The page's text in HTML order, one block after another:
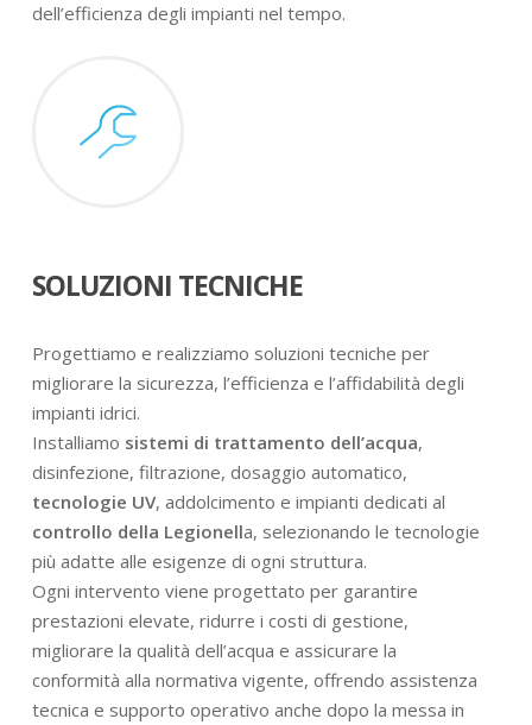
dell’efficienza degli impianti nel tempo.
SOLUZIONI TECNICHE
Progettiamo e realizziamo soluzioni tecniche per
migliorare la sicurezza, l’efficienza e l’affidabilità degli
impianti idrici.
Installiamo sistemi di trattamento dell’acqua,
disinfezione, filtrazione, dosaggio automatico,
tecnologie UV, addolcimento e impianti dedicati al
controllo della Legionella, selezionando le tecnologie
più adatte alle esigenze di ogni struttura.
Ogni intervento viene progettato per garantire
prestazioni elevate, ridurre i costi di gestione,
migliorare la qualità dell’acqua e assicurare la
conformità alla normativa vigente, offrendo assistenza
tecnica e supporto operativo anche dopo la messa in